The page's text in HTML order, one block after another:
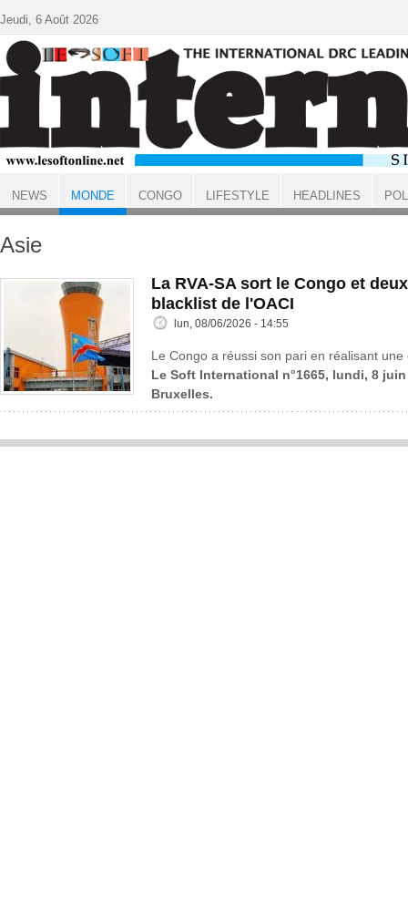
ACCUEIL MONDE
Asie
La RVA-SA sort le Congo et
blacklist de l'OACI
lun, 08/06/2026 - 14:55
Le Congo a réussi son pari en réalisant une
Le Soft International n°1665, lundi, 8
Bruxelles.
Jeudi, 6 Août 2026
NEWS MONDE CONGO LIFESTYLE HEADLINES